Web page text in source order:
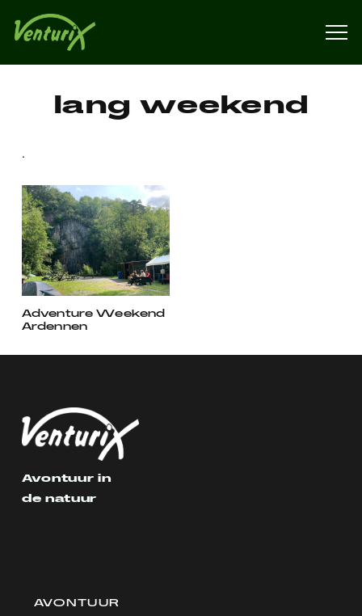
lang weekend
.
Adventure Weekend
Ardennen
Avontuur in
de natuur
AVONTUUR